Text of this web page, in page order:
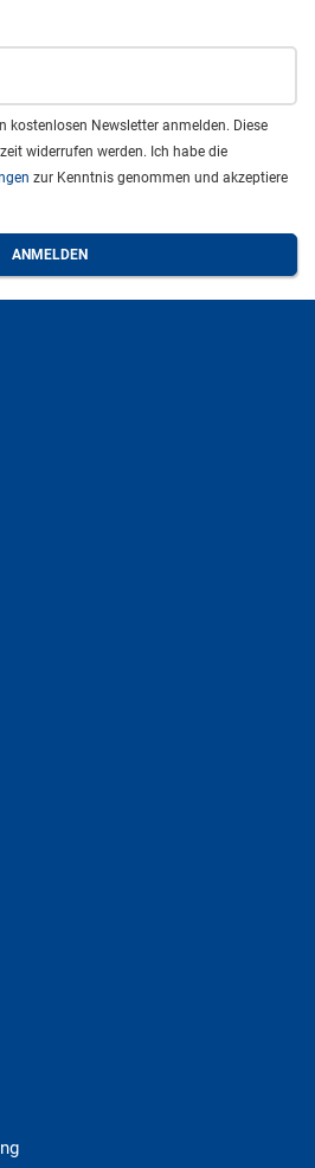
kostenlosen Newsletter anmelden. Diese
widerrufen werden. Ich habe die
zur Kenntnis genommen und akzeptiere